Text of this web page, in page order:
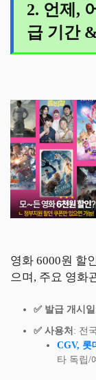
2. 언제,
급 기간
영화 6000원 할
으며, 주요 영화
✅ 발급 개시일
✅ 사용처 : 전
CGV, 롯
타 독립/